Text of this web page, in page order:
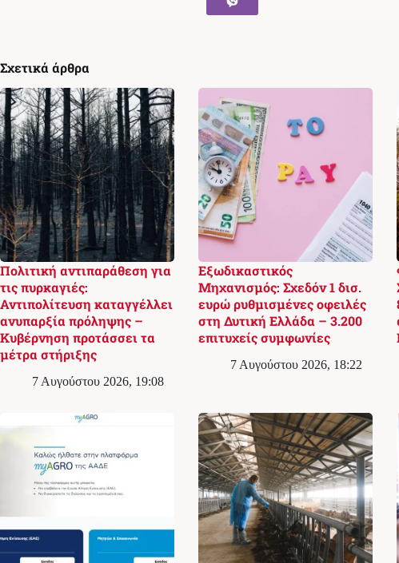
Σχετικά άρθρα
Πολιτική αντιπαράθεση για
τις πυρκαγιές:
Αντιπολίτευση καταγγέλλει
ανυπαρξία πρόληψης –
Κυβέρνηση προτάσσει τα
μέτρα στήριξης
7 Αυγούστου 2026, 19:08
Εξωδικαστικός
Μηχανισμός: Σχεδόν 1 δισ.
ευρώ ρυθμισμένες οφειλές
στη Δυτική Ελλάδα – 3.200
επιτυχείς συμφωνίες
7 Αυγούστου 2026, 18:22